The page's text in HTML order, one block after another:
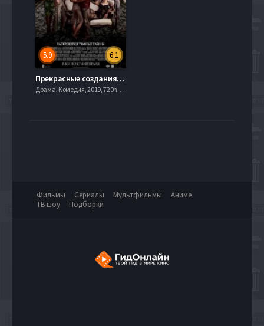
6.1
5.9
Прекрасные создания (2013)
Драма, Комедия, 2019, 720hd, mobilen
Фильмы Сериалы Мультфильмы
Аниме
ТВ шоу
Подборки